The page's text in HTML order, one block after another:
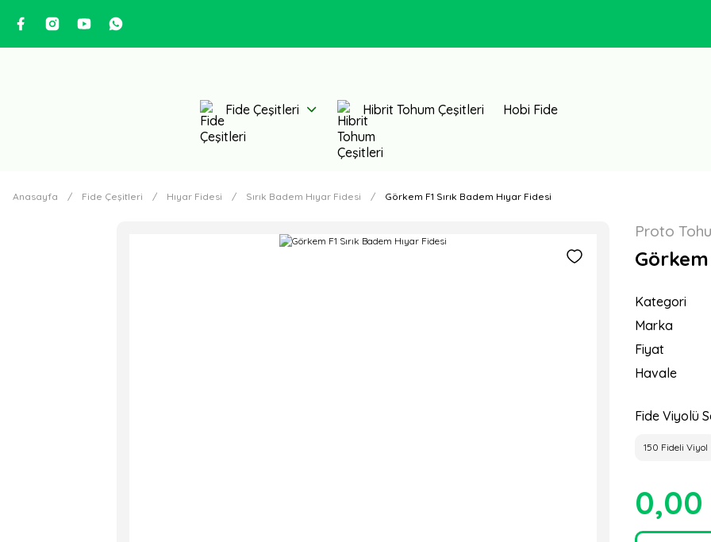
Fide Çeşitleri Hibrit Tohum Çeşitleri Hobi Fide
Anasayfa Fide Çeşitleri Hıyar Fidesi Sırık Badem Hıyar Fidesi Görkem F1 Sırık Badem Hıyar Fidesi
Proto
Görkem
Kategori
Marka
Fiyat
Havale
Fide Viyolü
150 Fideli Viyol
0,00